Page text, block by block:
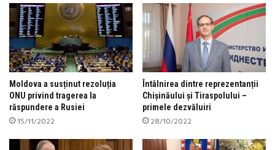
Moldova a susținut rezoluția
ONU privind tragerea la
răspundere a Rusiei
15/11/2022
Întâlnirea dintre reprezentanții
Chișinăului și Tiraspolului –
primele dezvăluiri
28/10/2022